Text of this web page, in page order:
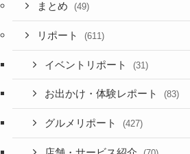
まとめ (49)
リポート (611)
イベントリポート (31)
お出かけ・体験レポート (83)
グルメリポート (427)